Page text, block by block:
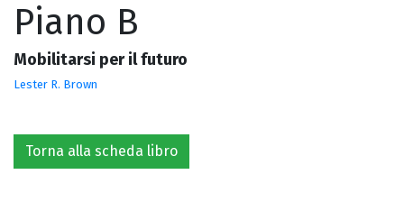
Piano B
Mobilitarsi per il futuro
Lester R. Brown
Torna alla scheda libro